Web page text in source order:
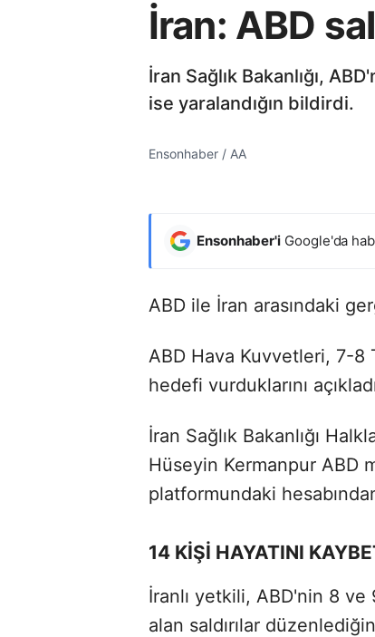
İran: ABD
İran Sağlık Bakanlığı,
ise yaralandığın bildirdi.
Ensonhaber / AA
Ensonhaber'i Google'da
ABD ile İran arasındaki
ABD Hava Kuvvetleri, 7-8
hedefi vurduklarını
İran Sağlık Bakanlığı
Hüseyin Kermanpur ABD
platformundaki
14 KİŞİ HAYATINI
İranlı yetkili, ABD'nin 8
alan saldırılar